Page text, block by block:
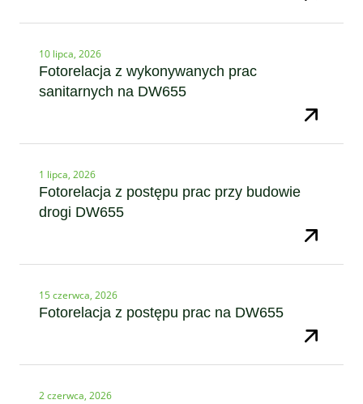
10 lipca, 2026
Fotorelacja z wykonywanych prac
sanitarnych na DW655
1 lipca, 2026
Fotorelacja z postępu prac przy budowie
drogi DW655
15 czerwca, 2026
Fotorelacja z postępu prac na DW655
2 czerwca, 2026